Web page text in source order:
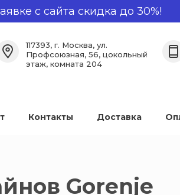
с сайта скидка до 30%!
Контакты Доставка
117393, г. Москва, ул.
Профсоюзная, 56, цокольный
этаж, комната 204
Gorenje